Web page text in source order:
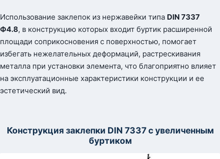
Использование заклепок из нержавейки типа DIN 7337
Ф4.8, в конструкцию которых входит буртик расширенной
площади соприкосновения с поверхностью, помогает
избегать нежелательных деформаций, растрескивания
металла при установки элемента, что благоприятно влияет
на эксплуатационные характеристики конструкции и ее
эстетический вид.
Конструкция заклепки DIN 7337 с увеличенным
буртиком